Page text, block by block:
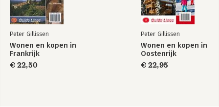
Peter Gillissen
Wonen en kopen in
Frankrijk
€ 22,50
Peter Gillissen
Wonen en kopen in
Oostenrijk
€ 22,95